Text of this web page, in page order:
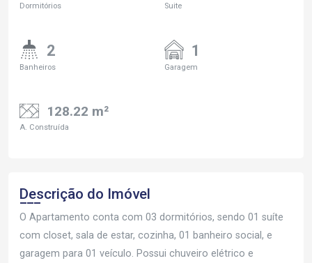
Dormitórios Suite
2
Banheiros
1
Garagem
128.22 m²
A. Construída
Descrição do Imóvel
O Apartamento conta com 03 dormitórios, sendo 01 suíte
com closet, sala de estar, cozinha, 01 banheiro social, e
garagem para 01 veículo. Possui chuveiro elétrico e